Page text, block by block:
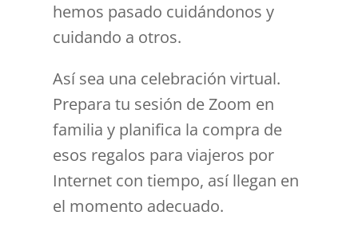
hemos pasado cuidándonos y
cuidando a otros.
Así sea una celebración virtual.
Prepara tu sesión de Zoom en
familia y planifica la compra de
esos regalos para viajeros por
Internet con tiempo, así llegan en
el momento adecuado.